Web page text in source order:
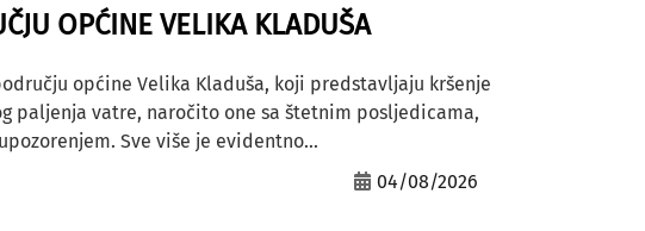
OPĆINE VELIKA KLADUŠA
općine Velika Kladuša, koji predstavljaju kršenje
paljenja vatre, naročito one sa štetnim posljedicama,
Sve više je evidentno...
04/08/2026